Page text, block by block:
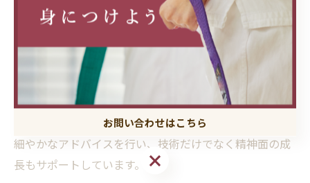
空手型中心の道場が選ばれる特徴を解説
空手型を中心に指導する道場の特徴は、個人のペースに
合わせて丁寧に指導が行われる点にあります。型の基本
動作を一つひとつ確実に身につけることで、初心者でも
安心して始められるのが魅力です。経験豊富な指導者が
細やかなアドバイスを行い、技術だけでなく精神面の成
長もサポートしています。お問い合わせはこちら
お問い合わせはこちら